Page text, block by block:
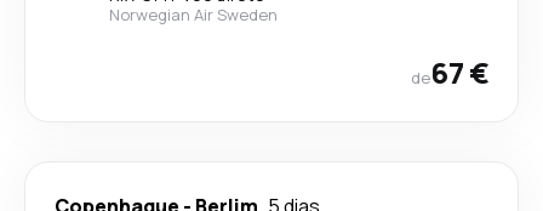
Norwegian Air Sweden
de67 €